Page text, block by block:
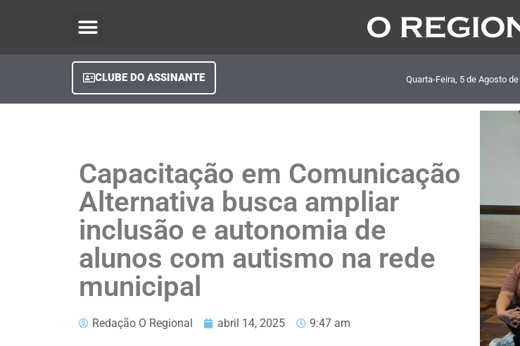
CLUBE DO ASSINANTE Quarta-Feira, 5de Agostode
Capacitação em Comunicação
Alternativa busca ampliar
inclusão e autonomia de
alunos com autismo na rede
municipal
Redação O Regional abril 14, 2025 9:47 am